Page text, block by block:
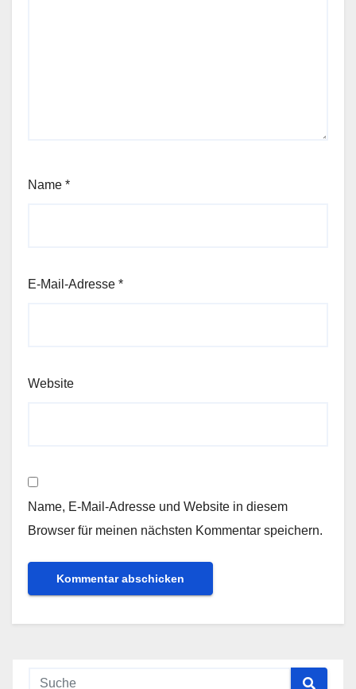
Name *
E-Mail-Adresse *
Website
Name, E-Mail-Adresse und Website in diesem
Browser für meinen nächsten Kommentar speichern.